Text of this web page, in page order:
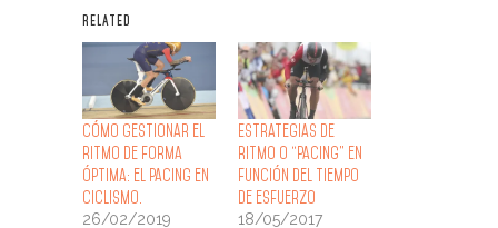
RELATED
Cómo gestionar el
ritmo de forma
óptima: el pacing en
ciclismo.
26/02/2019
Estrategias de
ritmo o “pacing” en
función del tiempo
de esfuerzo
18/05/2017